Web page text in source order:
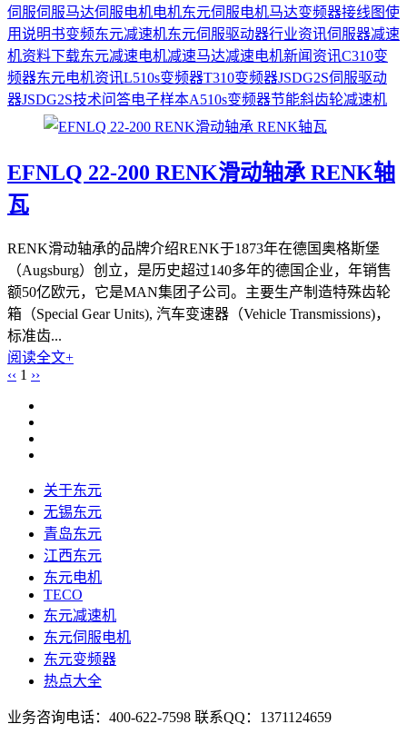
伺服伺服马达伺服电机电机东元伺服电机马达变频器接线图使
用说明书变频东元减速机东元伺服驱动器行业资讯伺服器减速
机资料下载东元减速电机减速马达减速电机新闻资讯C310变
频器东元电机资讯L510s变频器T310变频器JSDG2S伺服驱动
器JSDG2S技术问答电子样本A510s变频器节能斜齿轮减速机
EFNLQ 22-200 RENK滑动轴承 RENK轴
瓦
RENK滑动轴承的品牌介绍RENK于1873年在德国奥格斯堡
（Augsburg）创立，是历史超过140多年的德国企业，年销售
额50亿欧元，它是MAN集团子公司。主要生产制造特殊齿轮
箱（Special Gear Units), 汽车变速器（Vehicle Transmissions)，
标准齿...
阅读全文+
‹‹ 1 ››
关于东元
无锡东元
青岛东元
江西东元
东元电机
TECO
东元减速机
东元伺服电机
东元变频器
热点大全
业务咨询电话：400-622-7598 联系QQ：1371124659